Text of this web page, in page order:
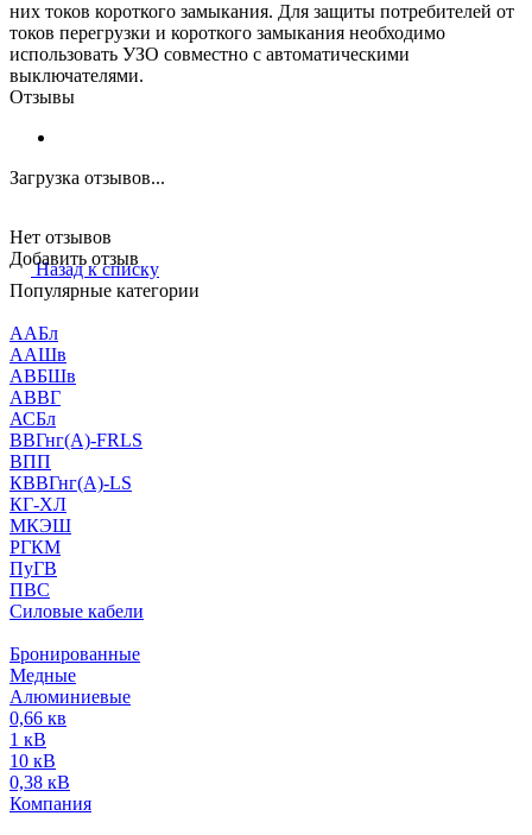
них токов короткого замыкания. Для защиты потребителей от
токов перегрузки и короткого замыкания необходимо
использовать УЗО совместно с автоматическими
выключателями.
Отзывы
Загрузка отзывов...
Нет отзывов
Добавить отзыв
Назад к списку
Популярные категории
ААБл
ААШв
АВБШв
АВВГ
АСБл
ВВГнг(А)-FRLS
ВПП
КВВГнг(А)-LS
КГ-ХЛ
МКЭШ
РГКМ
ПуГВ
ПВС
Силовые кабели
Бронированные
Медные
Алюминиевые
0,66 кв
1 кВ
10 кВ
0,38 кВ
Компания